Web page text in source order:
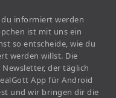
du informiert werden
ist mit uns ein
so entscheide, wie du
werden willst. Die
der täglich
App für Android
und wir bringen dir die